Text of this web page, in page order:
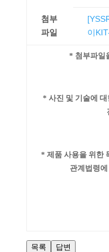
첨부
파일
이
* 첨부파일
* 사진 및 기술에 대
* 제품 사용을 위한
관계법령
목록 답변